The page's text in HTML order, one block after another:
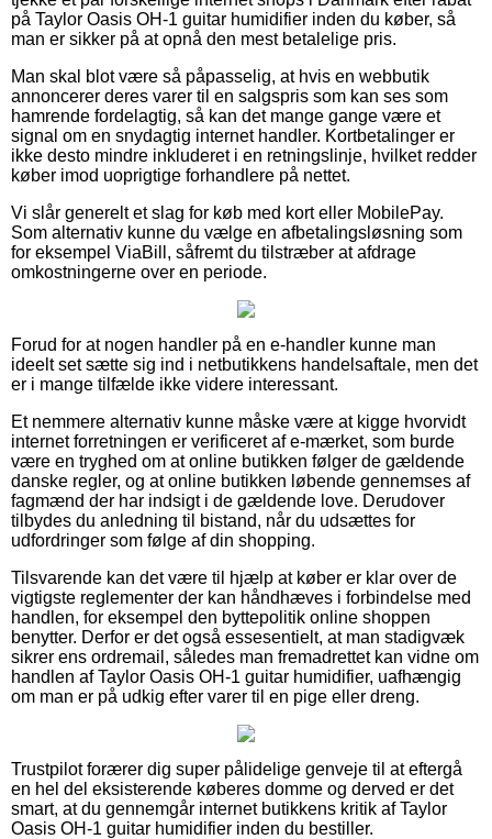
på Taylor Oasis OH-1 guitar humidifier inden du køber, så
man er sikker på at opnå den mest betalelige pris.
Man skal blot være så påpasselig, at hvis en webbutik
annoncerer deres varer til en salgspris som kan ses som
hamrende fordelagtig, så kan det mange gange være et
signal om en snydagtig internet handler. Kortbetalinger er
ikke desto mindre inkluderet i en retningslinje, hvilket redder
køber imod uoprigtige forhandlere på nettet.
Vi slår generelt et slag for køb med kort eller MobilePay.
Som alternativ kunne du vælge en afbetalingsløsning som
for eksempel ViaBill, såfremt du tilstræber at afdrage
omkostningerne over en periode.
Forud for at nogen handler på en e-handler kunne man
ideelt set sætte sig ind i netbutikkens handelsaftale, men det
er i mange tilfælde ikke videre interessant.
Et nemmere alternativ kunne måske være at kigge hvorvidt
internet forretningen er verificeret af e-mærket, som burde
være en tryghed om at online butikken følger de gældende
danske regler, og at online butikken løbende gennemses af
fagmænd der har indsigt i de gældende love. Derudover
tilbydes du anledning til bistand, når du udsættes for
udfordringer som følge af din shopping.
Tilsvarende kan det være til hjælp at køber er klar over de
vigtigste reglementer der kan håndhæves i forbindelse med
handlen, for eksempel den byttepolitik online shoppen
benytter. Derfor er det også essesentielt, at man stadigvæk
sikrer ens ordremail, således man fremadrettet kan vidne om
handlen af Taylor Oasis OH-1 guitar humidifier, uafhængig
om man er på udkig efter varer til en pige eller dreng.
Trustpilot forærer dig super pålidelige genveje til at eftergå
en hel del eksisterende køberes domme og derved er det
smart, at du gennemgår internet butikkens kritik af Taylor
Oasis OH-1 guitar humidifier inden du bestiller.